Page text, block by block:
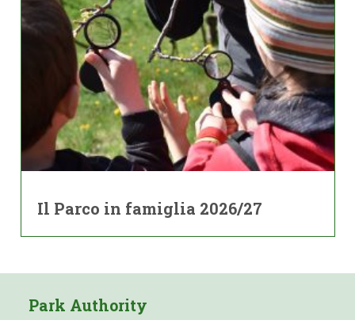
Il Parco in famiglia 2026/27
Park Authority